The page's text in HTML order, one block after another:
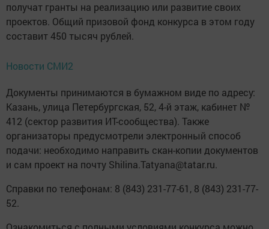
получат гранты на реализацию или развитие своих
проектов. Общий призовой фонд конкурса в этом году
составит 450 тысяч рублей.
Новости СМИ2
Документы принимаются в бумажном виде по адресу:
Казань, улица Петербургская, 52, 4-й этаж, кабинет №
412 (сектор развития ИТ-сообщества). Также
организаторы предусмотрели электронный способ
подачи: необходимо направить скан-копии документов
и сам проект на почту Shilina.Tatyana@tatar.ru.
Справки по телефонам: 8 (843) 231-77-61, 8 (843) 231-77-
52.